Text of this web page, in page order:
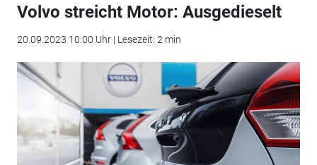
Volvo streicht Motor: Ausgedieselt
20.09.2023 10:00 Uhr | Lesezeit: 2 min